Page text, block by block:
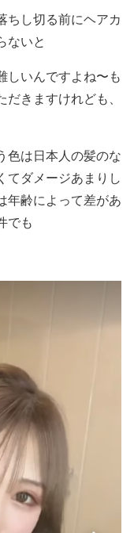
ちし切る前にヘアカ
ないと
しいんですよね〜も
きますけれども、
色は日本人の髪のな
てダメージあまりし
年齢によって差があ
でも